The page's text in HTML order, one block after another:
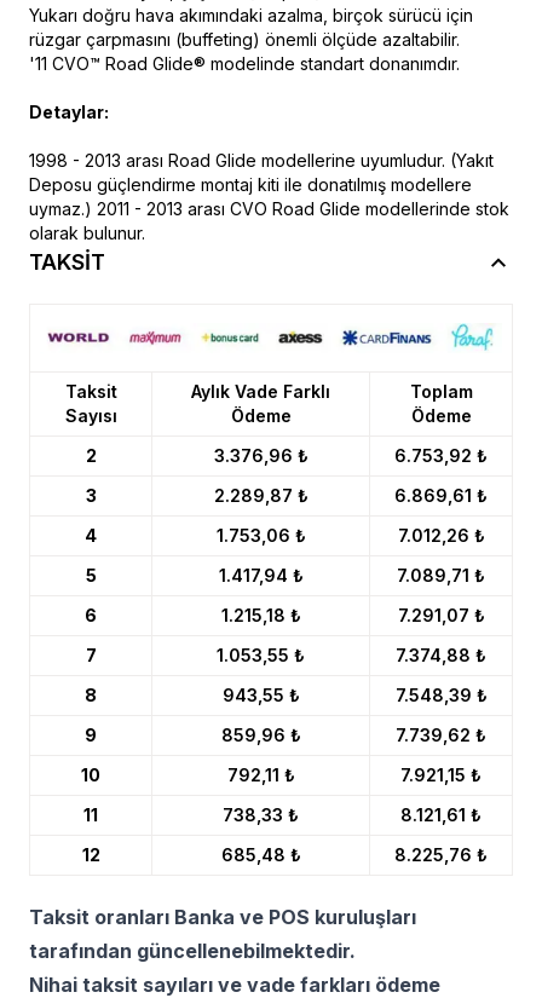
Yukarı doğru hava akımındaki azalma, birçok sürücü için
rüzgar çarpmasını (buffeting) önemli ölçüde azaltabilir.
'11 CVO™ Road Glide® modelinde standart donanımdır.
Detaylar:
1998 - 2013 arası Road Glide modellerine uyumludur. (Yakıt
Deposu güçlendirme montaj kiti ile donatılmış modellere
uymaz.) 2011 - 2013 arası CVO Road Glide modellerinde stok
olarak bulunur.
TAKSİT
Taksit
Sayısı
Aylık Vade Farklı
Ödeme
Toplam
Ödeme
2
3.376,96 ₺
6.753,92 ₺
3
2.289,87 ₺
6.869,61 ₺
4
1.753,06 ₺
7.012,26 ₺
5
1.417,94 ₺
7.089,71 ₺
6
1.215,18 ₺
7.291,07 ₺
7
1.053,55 ₺
7.374,88 ₺
8
943,55 ₺
7.548,39 ₺
9
859,96 ₺
7.739,62 ₺
10
792,11 ₺
7.921,15 ₺
11
738,33 ₺
8.121,61 ₺
12
685,48 ₺ 8.225,76 ₺
Taksit oranları Banka ve POS kuruluşları
tarafından güncellenebilmektedir.
Nihai taksit sayıları ve vade farkları ödeme